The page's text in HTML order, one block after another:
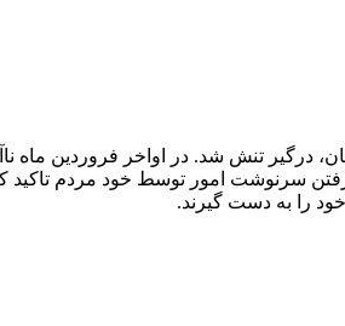
درگیر تنش شد. در اواخر فروردین ماه
سرنوشت امور توسط خود مردم تاکید
را به دست گیرند.